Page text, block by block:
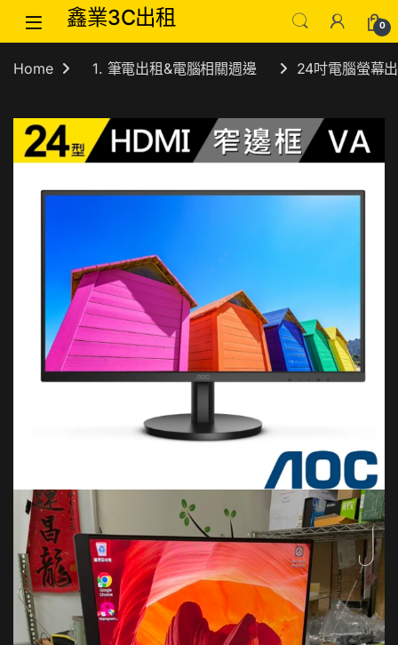
Skip to navigation
Skip to content鑫業3C出租 0
Home 1. 筆電出租&電腦相關週邊 24吋電腦螢幕